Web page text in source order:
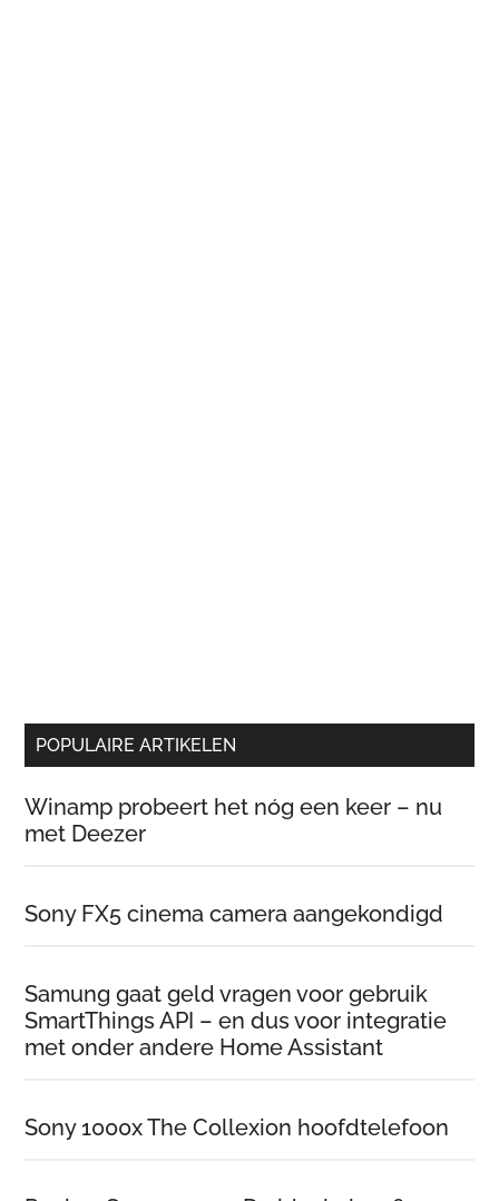
POPULAIRE ARTIKELEN
Winamp probeert het nóg een keer – nu
met Deezer
Sony FX5 cinema camera aangekondigd
Samung gaat geld vragen voor gebruik
SmartThings API – en dus voor integratie
met onder andere Home Assistant
Sony 1000x The Collexion hoofdtelefoon